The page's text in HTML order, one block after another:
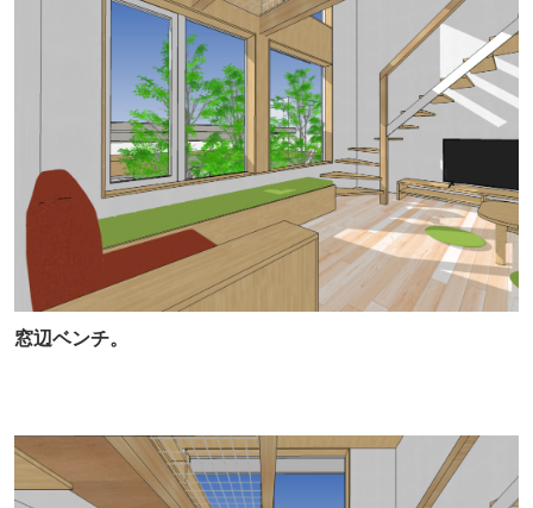
窓辺ベンチ。